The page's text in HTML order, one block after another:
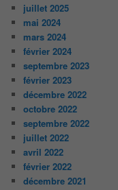
juillet 2025
mai 2024
mars 2024
février 2024
septembre 2023
février 2023
décembre 2022
octobre 2022
septembre 2022
juillet 2022
avril 2022
février 2022
décembre 2021